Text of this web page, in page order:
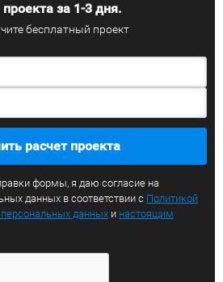
за 1-3 дня.
бесплатный проект
расчет проекта
формы, я даю согласие на
данных в соответствии с Политикой
данных и настоящим